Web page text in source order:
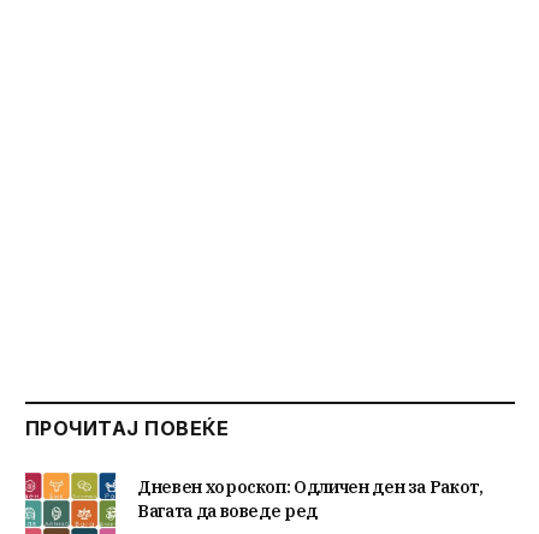
ПРОЧИТАЈ ПОВЕЌЕ
Дневен хороскоп: Одличен ден за Ракот,
Вагата да воведе ред